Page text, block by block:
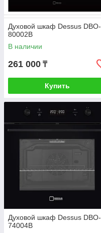
Духовой шкаф Dessus DBO-
80002B
В наличии
261 000 ₸
Купить
Духовой шкаф Dessus DBO-
74004B